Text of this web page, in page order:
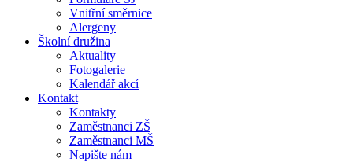
Vnitřní směrnice
Alergeny
Školní družina
Aktuality
Fotogalerie
Kalendář akcí
Kontakt
Kontakty
Zaměstnanci ZŠ
Zaměstnanci MŠ
Napište nám